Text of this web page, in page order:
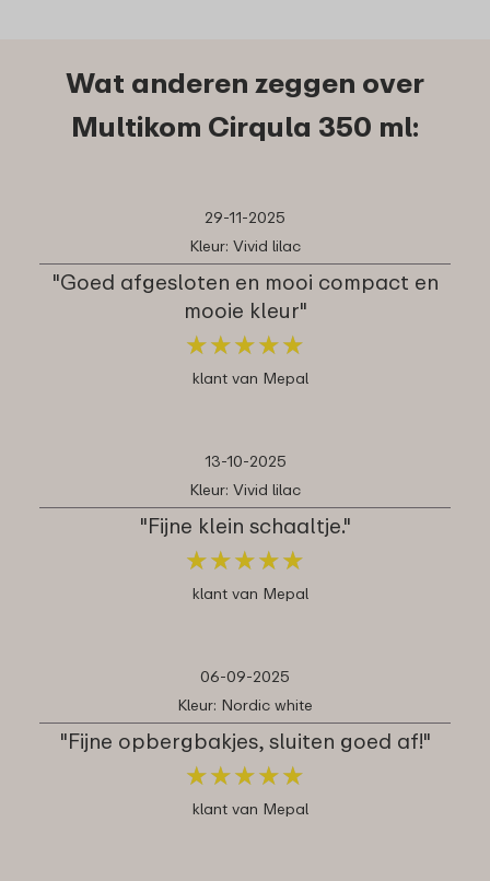
Wat anderen zeggen over
Multikom Cirqula 350 ml:
29-11-2025
Kleur: Vivid lilac
"Goed afgesloten en mooi compact en
mooie kleur"
★★★★★
★★★★★
klant van Mepal
13-10-2025
Kleur: Vivid lilac
"Fijne klein schaaltje."
★★★★★
★★★★★
klant van Mepal
06-09-2025
Kleur: Nordic white
"Fijne opbergbakjes, sluiten goed af!"
★★★★★
★★★★★
klant van Mepal